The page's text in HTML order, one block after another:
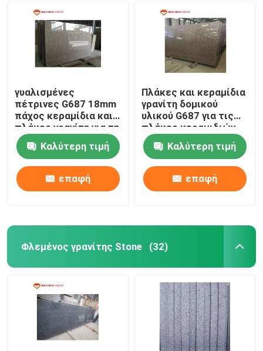
γυαλισμένες
πέτρινες G687 18mm
πάχος κεραμίδια και
πλάκες γρανίτη για τη
διακόσμηση
Καλύτερη τιμή
επαφή
Πλάκες και κεραμίδια
γρανίτη δομικού
υλικού G687 για τις
πλάκες κεραμιδιών
πατωμάτων τοίχων
Καλύτερη τιμή
επαφή
Φλεμένος γρανίτης Stone (32)